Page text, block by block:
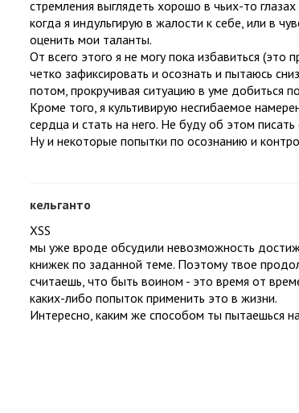
стремления выглядеть хорошо в чьих-то
когда я индульгирую в жалости к себе, или в
оценить мои таланты.
От всего этого я не могу пока избавиться
четко зафиксировать и осознать и пытаюсь
потом, прокручивая ситуацию в уме добиться
Кроме того, я культивирую несгибаемое
сердца и стать на него. Не буду об этом
Ну и некоторые попытки по осознанию и
кельганто
XSS
мы уже вроде обсудили невозможность
книжек по заданной теме. Поэтому твое
считаешь, что быть воином - это время от
каких-либо попыток применить это в жизни.
Интересно, каким же способом ты пытаешься